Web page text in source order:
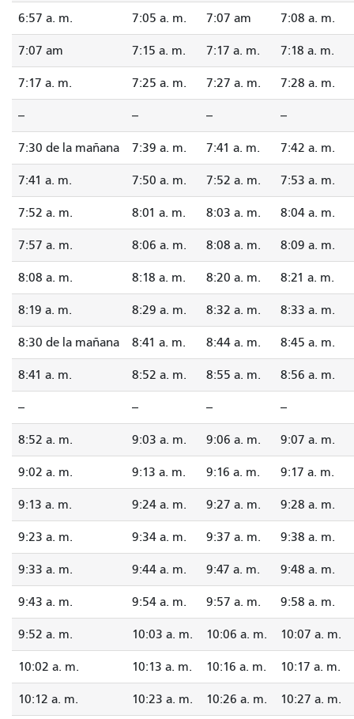
6:57 a. m. 7:05 a. m. 7:07 am 7:08 a. m.
7:07 am 7:15 a. m. 7:17 a. m. 7:18 a. m.
7:17 a. m. 7:25 a. m. 7:27 a. m. 7:28 a. m.
-- -- -- --
7:30 de la mañana 7:39 a. m. 7:41 a. m. 7:42 a. m.
7:41 a. m. 7:50 a. m. 7:52 a. m. 7:53 a. m.
7:52 a. m. 8:01 a. m. 8:03 a. m. 8:04 a. m.
7:57 a. m. 8:06 a. m. 8:08 a. m. 8:09 a. m.
8:08 a. m. 8:18 a. m. 8:20 a. m. 8:21 a. m.
8:19 a. m. 8:29 a. m. 8:32 a. m. 8:33 a. m.
8:30 de la mañana 8:41 a. m. 8:44 a. m. 8:45 a. m.
8:41 a. m. 8:52 a. m. 8:55 a. m. 8:56 a. m.
-- -- -- --
8:52 a. m. 9:03 a. m. 9:06 a. m. 9:07 a. m.
9:02 a. m. 9:13 a. m. 9:16 a. m. 9:17 a. m.
9:13 a. m. 9:24 a. m. 9:27 a. m. 9:28 a. m.
9:23 a. m. 9:34 a. m. 9:37 a. m. 9:38 a. m.
9:33 a. m. 9:44 a. m. 9:47 a. m. 9:48 a. m.
9:43 a. m. 9:54 a. m. 9:57 a. m. 9:58 a. m.
9:52 a. m. 10:03 a. m. 10:06 a. m. 10:07 a. m.
10:02 a. m. 10:13 a. m. 10:16 a. m. 10:17 a. m.
10:12 a. m. 10:23 a. m. 10:26 a. m. 10:27 a. m.